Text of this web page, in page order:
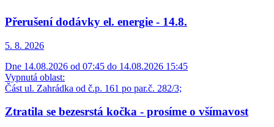
Přerušení dodávky el. energie - 14.8.
5. 8. 2026
Dne 14.08.2026 od 07:45 do 14.08.2026 15:45
Vypnutá oblast:
Část ul. Zahrádka od č.p. 161 po par.č. 282/3;
Ztratila se bezesrstá kočka - prosíme o všímavost